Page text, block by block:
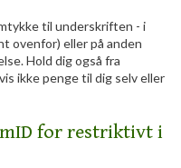
til underskriften - i
ovenfor) eller på anden
Hold dig også fra
ikke penge til dig selv eller
for restriktivt i